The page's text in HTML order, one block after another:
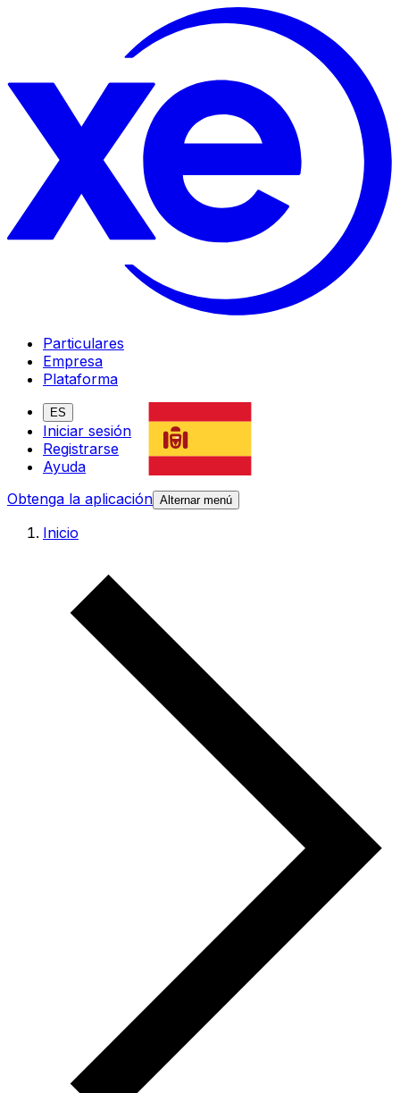
Particulares
Empresa
Plataforma
ES
Iniciar sesión
Registrarse
Ayuda
Obtenga la aplicación Alternar menú
Inicio